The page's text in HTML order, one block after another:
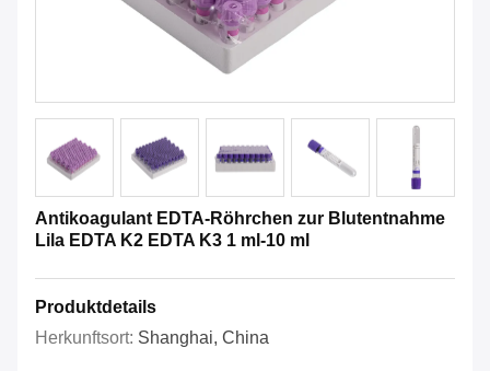
Antikoagulant EDTA-Röhrchen zur Blutentnahme
Lila EDTA K2 EDTA K3 1 ml-10 ml
Produktdetails
Herkunftsort: Shanghai, China